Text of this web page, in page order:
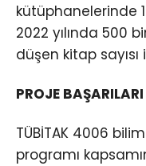
kütüphanelerinde
2022 yılında 500
düşen kitap
PROJE BAŞARILARI
TÜBİTAK 4006
programı